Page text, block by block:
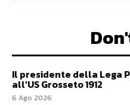
Il presidente della Lega
all’US Grosseto 1912
6 Ago 2026